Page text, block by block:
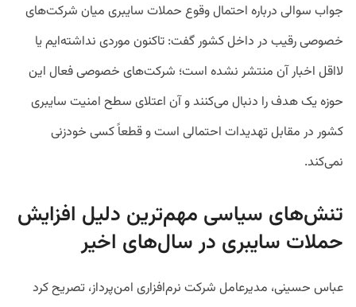
جواب سوالی درباره احتمال وقوع حملات سایبری میان شرکت‌های
خصوصی رقیب در داخل کشور گفت: تاکنون موردی نداشته‌ایم یا
لااقل اخبار آن منتشر نشده است؛ شرکت‌های خصوصی فعال این
حوزه یک هدف را دنبال می‌کنند و آن اعتلای سطح امنیت سایبری
کشور در مقابل تهدیدات احتمالی است و قطعاً کسی خودزنی
نمی‌کند.
تنش‌های سیاسی مهم‌ترین دلیل افزایش
حملات سایبری در سال‌های اخیر
عباس حسینی، مدیرعامل شرکت نرم‌افزاری امن‌پرداز، تصریح کرد